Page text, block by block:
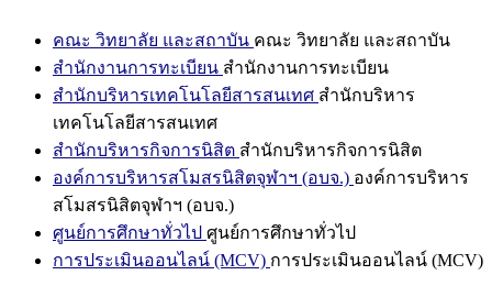
คณะ วิทยาลัย และสถาบัน คณะ วิทยาลัย และสถาบัน
สำนักงานการทะเบียน สำนักงานการทะเบียน
สำนักบริหารเทคโนโลยีสารสนเทศ สำนักบริหาร
เทคโนโลยีสารสนเทศ
สำนักบริหารกิจการนิสิต สำนักบริหารกิจการนิสิต
องค์การบริหารสโมสรนิสิตจุฬาฯ (อบจ.) องค์การบริหาร
สโมสรนิสิตจุฬาฯ (อบจ.)
ศูนย์การศึกษาทั่วไป ศูนย์การศึกษาทั่วไป
การประเมินออนไลน์ (MCV) การประเมินออนไลน์ (MCV)